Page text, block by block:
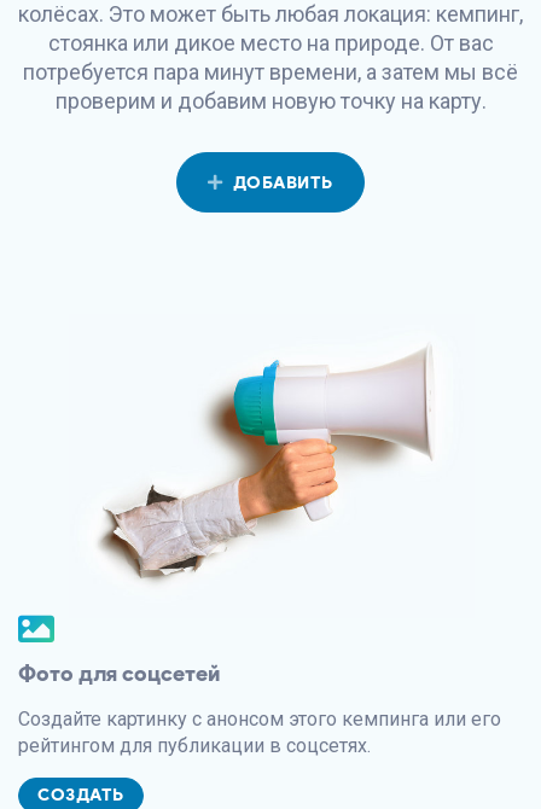
колёсах. Это может быть любая локация: кемпинг,
стоянка или дикое место на природе. От вас
потребуется пара минут времени, а затем мы всё
проверим и добавим новую точку на карту.
ДОБАВИТЬ
Фото для соцсетей
Создайте картинку с анонсом этого кемпинга или его
рейтингом для публикации в соцсетях.
СОЗДАТЬ